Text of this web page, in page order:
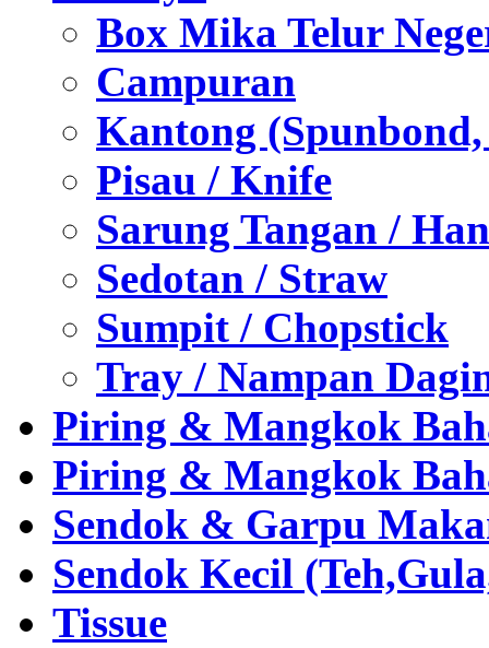
Box Mika Telur
Campuran
Kantong
Pisau / Knife
Sarung Tangan /
Sedotan / Straw
Sumpit / Chopstick
Tray / Nampan
Piring & Mangkok
Piring & Mangkok
Sendok & Garpu
Sendok Kecil
Tissue